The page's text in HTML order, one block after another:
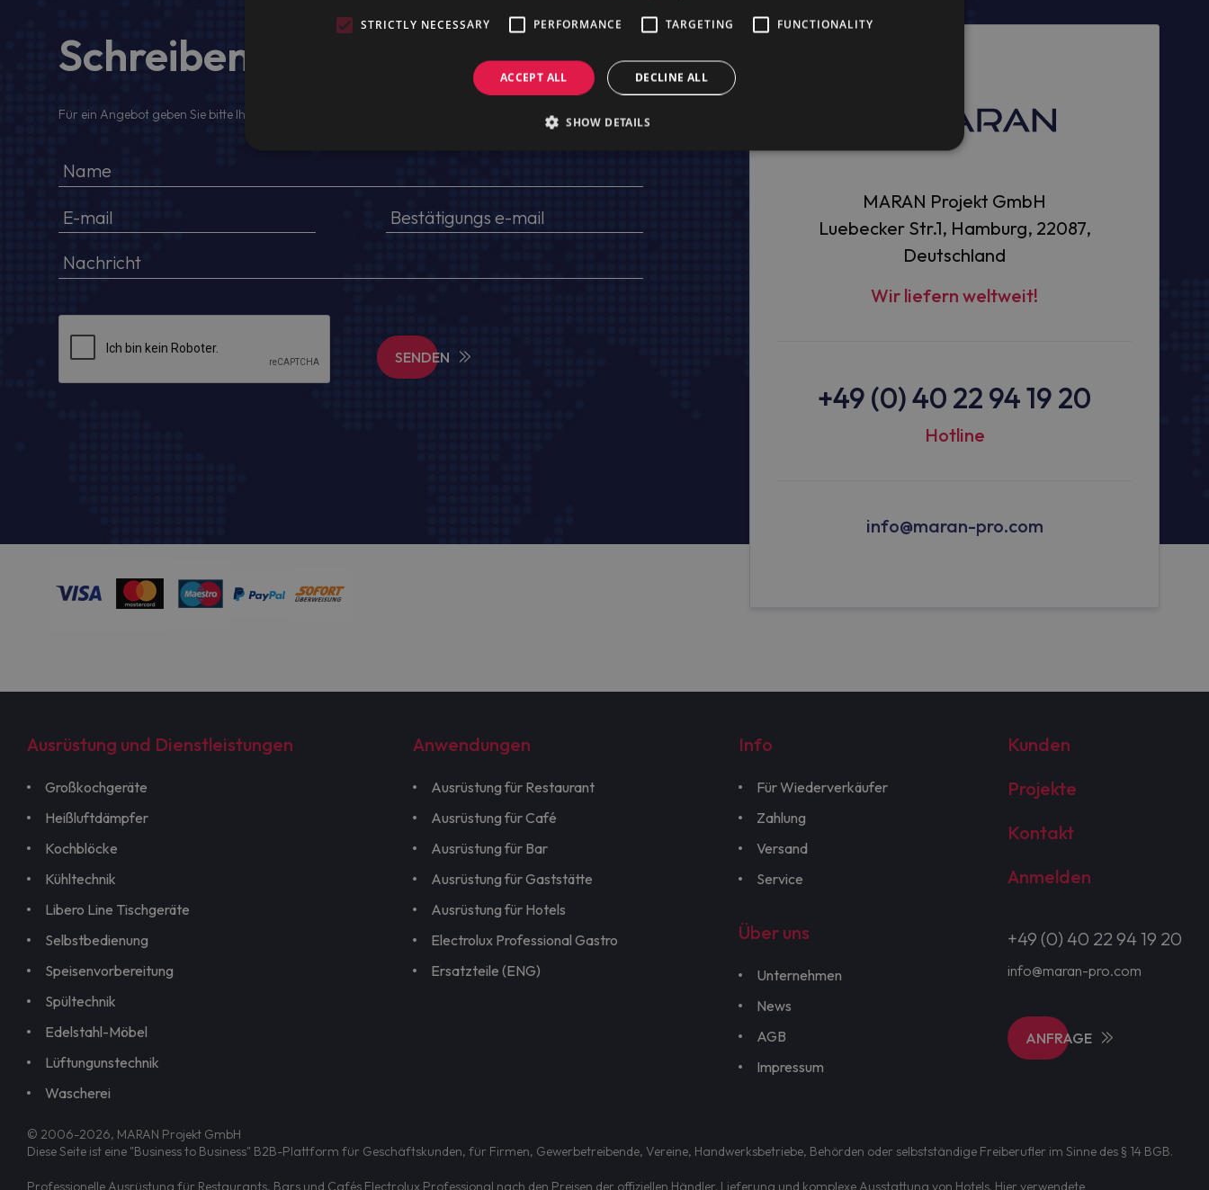
Schreiben Sie uns
Für ein Angebot geben Sie bitte Ihren voller Namen, Firmendaten, USt.-IdNr. und Lieferadresse an
SENDEN
MARAN Projekt GmbH
Luebecker Str.1, Hamburg, 22087,
Deutschland
Wir liefern weltweit!
+49 (0) 40 22 94 19 20
Hotline
info@maran-pro.com
Ausrüstung und Dienstleistungen
Großkochgeräte
Heißluftdämpfer
Kochblöcke
Kühltechnik
Libero Line Tischgeräte
Selbstbedienung
Speisenvorbereitung
Spültechnik
Edelstahl-Möbel
Lüftungunstechnik
Wascherei
Anwendungen
Ausrüstung für Restaurant
Ausrüstung für Café
Ausrüstung für Bar
Ausrüstung für Gaststätte
Ausrüstung für Hotels
Electrolux Professional Gastro
Ersatzteile (ENG)
Info
Für Wiederverkäufer
Zahlung
Versand
Service
Über uns
Unternehmen
News
AGB
Impressum
Kunden
Projekte
Kontakt
Anmelden
+49 (0) 40 22 94 19 20
info@maran-pro.com
ANFRAGE
© 2006-2026, MARAN Projekt GmbH
Diese Seite ist eine "Business to Business" B2B-Plattform für Geschäftskunden, für Firmen, Gewerbetreibende, Vereine, Handwerksbetriebe, Behörden oder selbstständige Freiberufler im Sinne des § 14 BGB.
Professionelle Ausrüstung für Restaurants, Bars und Cafés Electrolux Professional nach den Preisen der offiziellen Händler. Lieferung und komplexe Ausstattung von Hotels. Hier verwendete
STRICTLY NECESSARY PERFORMANCE TARGETING FUNCTIONALITY
ACCEPT ALL DECLINE ALL
SHOW DETAILS